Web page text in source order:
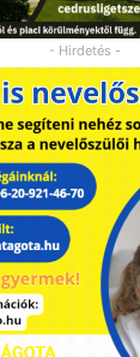
- Hirdetés -